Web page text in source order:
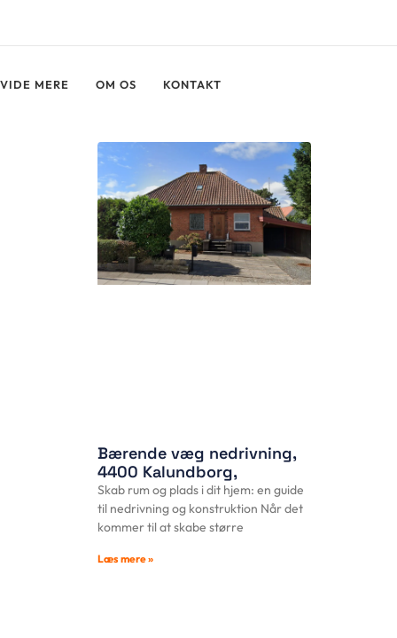
MERE OM OS KONTAKT
Bærende væg nedrivning,
4400 Kalundborg,
Skab rum og plads i dit hjem: en guide
til nedrivning og konstruktion Når det
kommer til at skabe større
Læs mere »